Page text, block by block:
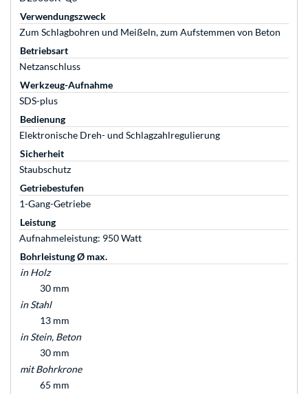
Verwendungszweck
Zum Schlagbohren und Meißeln, zum Aufstemmen von Beton
Betriebsart
Netzanschluss
Werkzeug-Aufnahme
SDS-plus
Bedienung
Elektronische Dreh- und Schlagzahlregulierung
Sicherheit
Staubschutz
Getriebestufen
1-Gang-Getriebe
Leistung
Aufnahmeleistung: 950 Watt
Bohrleistung Ø max.
in Holz
30 mm
in Stahl
13 mm
in Stein, Beton
30 mm
mit Bohrkrone
65 mm